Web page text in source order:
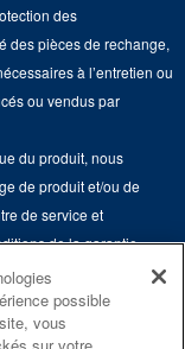
des
des pièces de rechange,
à l’entretien ou
ou vendus par
du produit, nous
de produit et/ou de
de service et
de la garantie
consulter les sites Web
et assistance » ou
le 1-800-561-1700.
possible
vous